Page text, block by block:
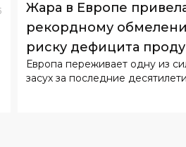
Европа переживает одну из
засух за последние